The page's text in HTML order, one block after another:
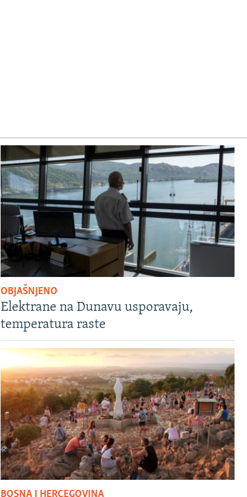
OBJAŠNJENO
Elektrane na Dunavu usporavaju,
temperatura raste
BOSNA I HERCEGOVINA